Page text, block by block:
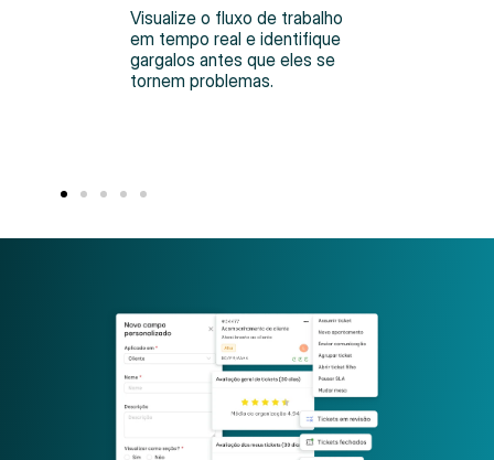
Visualize o fluxo de trabalho
em tempo real e identifique
gargalos antes que eles se
tornem problemas.